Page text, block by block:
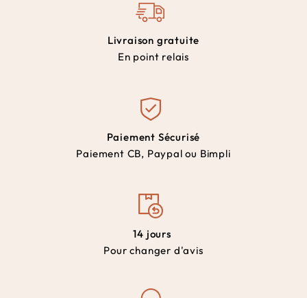
Livraison gratuite
En point relais
Paiement Sécurisé
Paiement CB, Paypal ou Bimpli
14 jours
Pour changer d'avis